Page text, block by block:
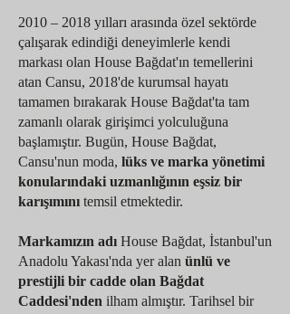
2010 – 2018 yılları arasında özel sektörde
çalışarak edindiği deneyimlerle kendi
markası olan House Bağdat'ın temellerini
atan Cansu, 2018'de kurumsal hayatı
tamamen bırakarak House Bağdat'ta tam
zamanlı olarak girişimci yolculuğuna
başlamıştır. Bugün, House Bağdat,
Cansu'nun moda, lüks ve marka yönetimi
konularındaki uzmanlığının eşsiz bir
karışımını temsil etmektedir.
Markamızın adı House Bağdat, İstanbul'un
Anadolu Yakası'nda yer alan ünlü ve
prestijli bir cadde olan Bağdat
Caddesi'nden ilham almıştır. Tarihsel bir